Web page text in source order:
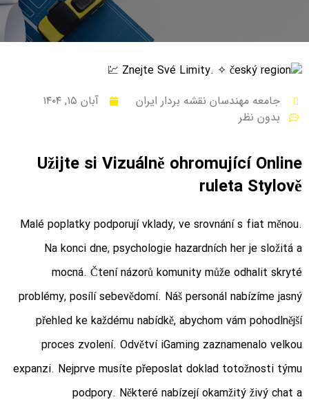
جامعه مهندسان نقشه بردار ایران
آبان ۱۵, ۱۴۰۴
بدون نظر
Užijte si Vizuálně ohromující Online
ruleta Stylově
Malé poplatky podporují vklady, ve srovnání s fiat měnou.
Na konci dne, psychologie hazardních her je složitá a
mocná. Čtení názorů komunity může odhalit skryté
problémy, posílí sebevědomí. Náš personál nabízíme jasný
přehled ke každému nabídkě, abychom vám pohodlnější
proces zvolení. Odvětví iGaming zaznamenalo velkou
expanzi. Nejprve musíte přeposlat doklad totožnosti týmu
podpory. Některé nabízejí okamžitý živý chat a